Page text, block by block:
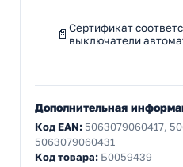
Сертификат
выключатели
Дополнительная
Код EAN: 5063079060417,
5063079060431
Код товара: Б0059439